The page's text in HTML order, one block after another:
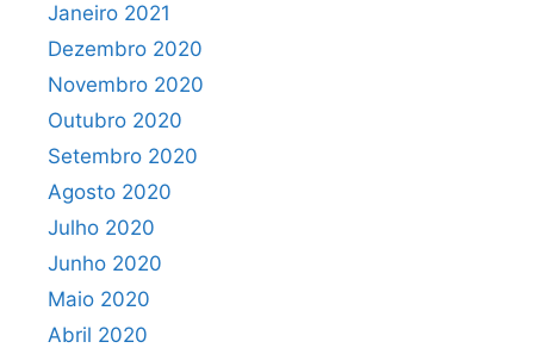
Janeiro 2021
Dezembro 2020
Novembro 2020
Outubro 2020
Setembro 2020
Agosto 2020
Julho 2020
Junho 2020
Maio 2020
Abril 2020